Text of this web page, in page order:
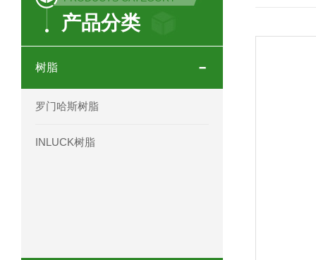
菟丝子 柠檬黄色谱柱
印度Force Scientific Rubitas色谱柱
产品分类
树脂
罗门哈斯树脂
INLUCK树脂